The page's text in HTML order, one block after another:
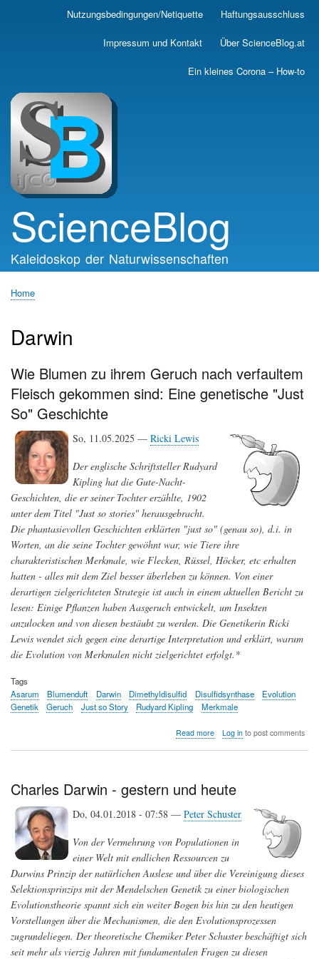
Skip
main
Nutzungsbedingungen/Netiquette Haftungsausschluss
Impressum und Kontakt Über ScienceBlog.at
Ein kleines Corona – How-to
ScienceBlog
Kaleidoskop der Naturwissenschaften
Home
Darwin
Wie Blumen zu ihrem Geruch nach verfaultem
Fleisch gekommen sind: Eine genetische "Just
So" Geschichte
So, 11.05.2025 — Ricki Lewis
Der englische Schriftsteller Rudyard
Kipling hat die Gute-Nacht-
Geschichten, die er seiner Tochter erzählte, 1902
unter dem Titel "Just so stories" herausgebracht.
Die phantasievollen Geschichten erklärten "just so" (genau so), d.i. in
Worten, an die seine Tochter gewöhnt war, wie Tiere ihre
charakteristischen Merkmale, wie Flecken, Rüssel, Höcker, etc erhalten
hatten - alles mit dem Ziel besser überleben zu können. Von einer
derartigen zielgerichteten Strategie ist auch in einem aktuellen Bericht zu
lesen: Einige Pflanzen haben Aasgeruch entwickelt, um Insekten
anzulocken und von diesen bestäubt zu werden. Die Genetikerin Ricki
Lewis wendet sich gegen eine derartige Interpretation und erklärt, warum
die Evolution von Merkmalen nicht zielgerichtet erfolgt.*
Tags
Asarum
Blumenduft Darwin Dimethyldisulfid Disulfidsynthase
Evolution
Genetik
Geruch Just so Story Rudyard Kipling Merkmale
Read moreabout
Geruch
verfaultem
gekommen
Eine
genetische
"Just
So"
Geschichte
Log into post comments
Charles Darwin - gestern und heute
Do, 04.01.2018 - 07:58 — Peter Schuster
Von der Vermehrung von Populationen in
einer Welt mit endlichen Ressourcen zu
Darwins Prinzip der natürlichen Auslese und über die Vereinigung dieses
Selektionsprinzips mit der Mendelschen Genetik zu einer biologischen
Evolutionstheorie spannt sich ein weiter Bogen bis hin zu den heutigen
Vorstellungen über die Mechanismen, die den Evolutionsprozessen
zugrundeliegen. Der theoretische Chemiker Peter Schuster beschäftigt sich
seit mehr als vierzig Jahren mit fundamentalen Fragen zu diesen